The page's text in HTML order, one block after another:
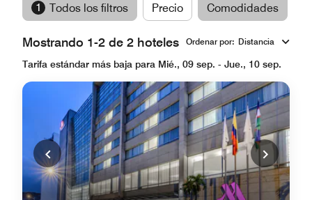
1 Todos los filtros Precio Comodidades
Mostrando 1-2 de 2 hoteles Ordenar por: Distancia
Tarifa estándar más baja para Mié., 09 sep. - Jue., 10 sep.